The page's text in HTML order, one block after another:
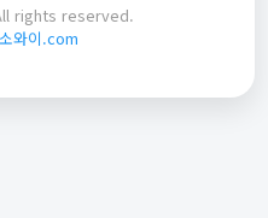
rights reserved.
와이.com